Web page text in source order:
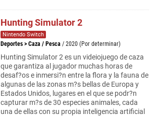
Hunting Simulator 2
Nintendo Switch
Deportes > Caza / Pesca / 2020 (Por determinar)
Hunting Simulator 2 es un videiojuego de caza
que garantiza al jugador muchas horas de
desaf?os e inmersi?n entre la flora y la fauna de
algunas de las zonas m?s bellas de Europa y
Estados Unidos, lugares en el que se podr?n
capturar m?s de 30 especies animales, cada
una de ellas con su propia inteligencia artificial